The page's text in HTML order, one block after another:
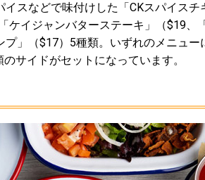
イスなどで味付けした「CKスパイス
ケイジャンバターステーキ」（$19、
」（$17）5種類。いずれのメニュー
サイドがセットになっています。